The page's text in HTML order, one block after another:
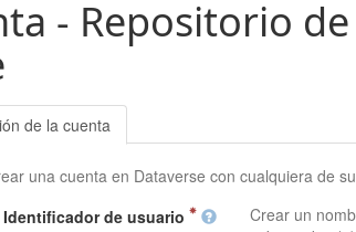
- Repositorio
de la cuenta
una cuenta en Dataverse con cualquiera de
Identificador de usuario
Crear un